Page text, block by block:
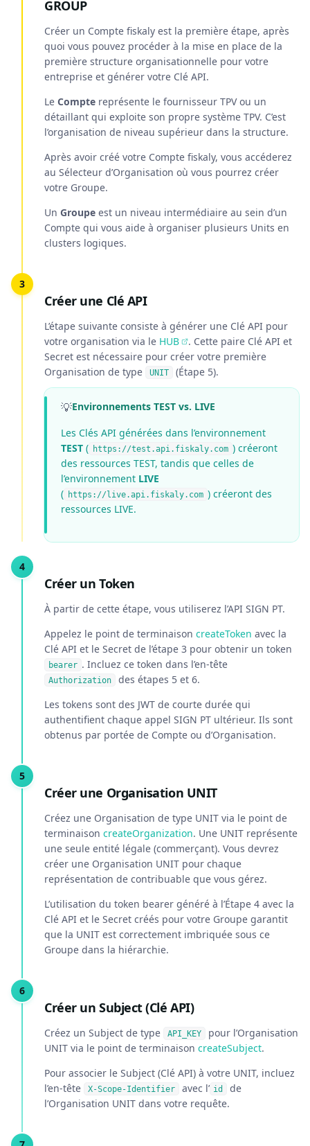
GROUP
Créer un Compte fiskaly est la première étape, après
quoi vous pouvez procéder à la mise en place de la
première structure organisationnelle pour votre
entreprise et générer votre Clé API.
Le Compte représente le fournisseur TPV ou un
détaillant qui exploite son propre système TPV. C’est
l’organisation de niveau supérieur dans la structure.
Après avoir créé votre Compte fiskaly, vous accéderez
au Sélecteur d’Organisation où vous pourrez créer
votre Groupe.
Un Groupe est un niveau intermédiaire au sein d’un
Compte qui vous aide à organiser plusieurs Units en
clusters logiques.
Créer une Clé API
L’étape suivante consiste à générer une Clé API pour
votre organisation via le HUB
. Cette paire Clé API et
Secret est nécessaire pour créer votre première
Organisation de type
UNIT (Étape 5).
💡Environnements TEST vs. LIVE
Les Clés API générées dans l’environnement
TEST ( https://test.api.fiskaly.com ) créeront
des ressources TEST, tandis que celles de
l’environnement LIVE
( https://live.api.fiskaly.com ) créeront des
ressources LIVE.
Créer un Token
À partir de cette étape, vous utiliserez l’API SIGN PT.
Appelez le point de terminaison createToken avec la
Clé API et le Secret de l’étape 3 pour obtenir un token
bearer . Incluez ce token dans l’en-tête
Authorization
des étapes 5 et 6.
Les tokens sont des JWT de courte durée qui
authentifient chaque appel SIGN PT ultérieur. Ils sont
obtenus par portée de Compte ou d’Organisation.
Créer une Organisation UNIT
Créez une Organisation de type UNIT via le point de
terminaison createOrganization. Une UNIT représente
une seule entité légale (commerçant). Vous devrez
créer une Organisation UNIT pour chaque
représentation de contribuable que vous gérez.
L’utilisation du token bearer généré à l’Étape 4 avec la
Clé API et le Secret créés pour votre Groupe garantit
que la UNIT est correctement imbriquée sous ce
Groupe dans la hiérarchie.
Créer un Subject (Clé API)
Créez un Subject de type API_KEY
pour l’Organisation
UNIT via le point de terminaison createSubject.
Pour associer le Subject (Clé API) à votre UNIT, incluez
l’en-tête
X-Scope-Identifier avec l’ id
de
l’Organisation UNIT dans votre requête.